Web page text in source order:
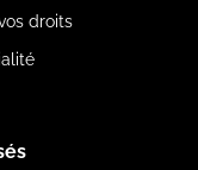
droits